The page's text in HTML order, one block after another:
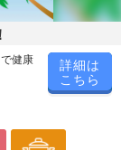
けする商品セット
い。
む）等により、
健康
詳細は
こちら